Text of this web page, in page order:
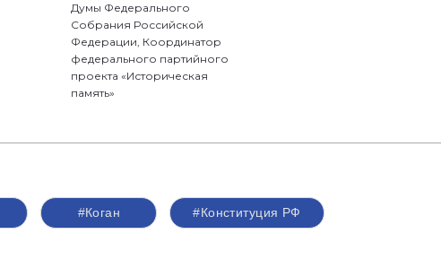
Думы Федерального
Собрания Российской
Федерации, Координатор
федерального партийного
проекта «Историческая
память»
#Коган #Конституция РФ